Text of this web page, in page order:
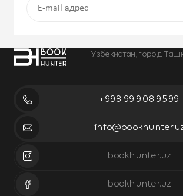
Узбекистан, город
+998 99 908 95 99
bookhunter.uz
bookhunter.uz